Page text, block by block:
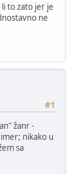
to zato jer je
ne
#1
žanr -
nikako u
sa